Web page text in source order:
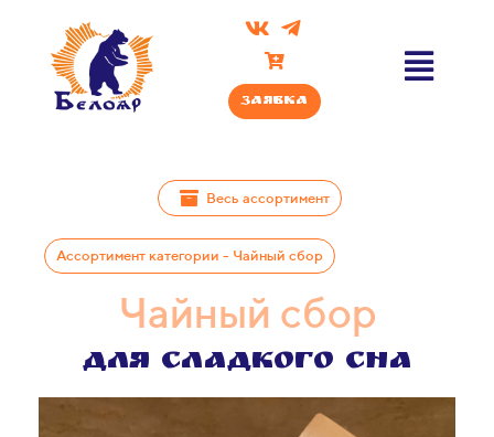
Заявка
Весь ассортимент
Ассортимент категории - Чайный сбор
Чайный сбор​​​​
Для сладкого сна